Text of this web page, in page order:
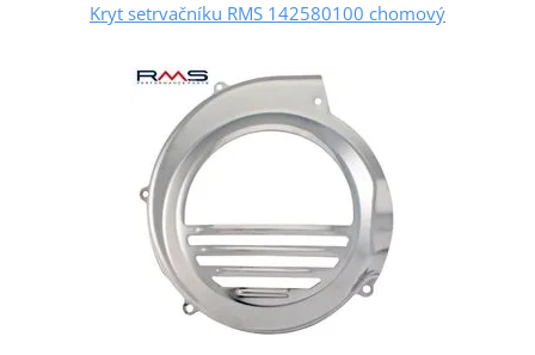
Kryt setrvačníku RMS 142580100 chomový